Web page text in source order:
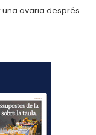
avaria després